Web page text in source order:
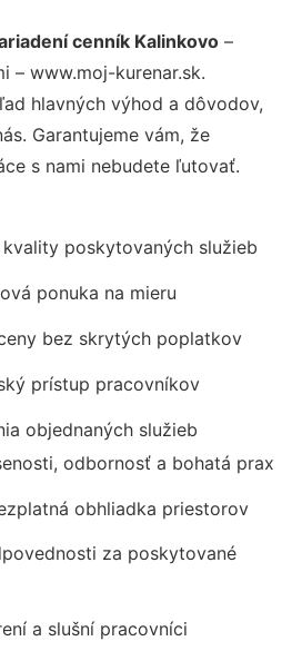
cenník Kalinkovo –
– www.moj-kurenar.sk.
hlavných výhod a dôvodov,
Garantujeme vám, že
s nami nebudete ľutovať.
poskytovaných služieb
ponuka na mieru
bez skrytých poplatkov
prístup pracovníkov
objednaných služieb
odbornosť a bohatá prax
obhliadka priestorov
za poskytované
a slušní pracovníci